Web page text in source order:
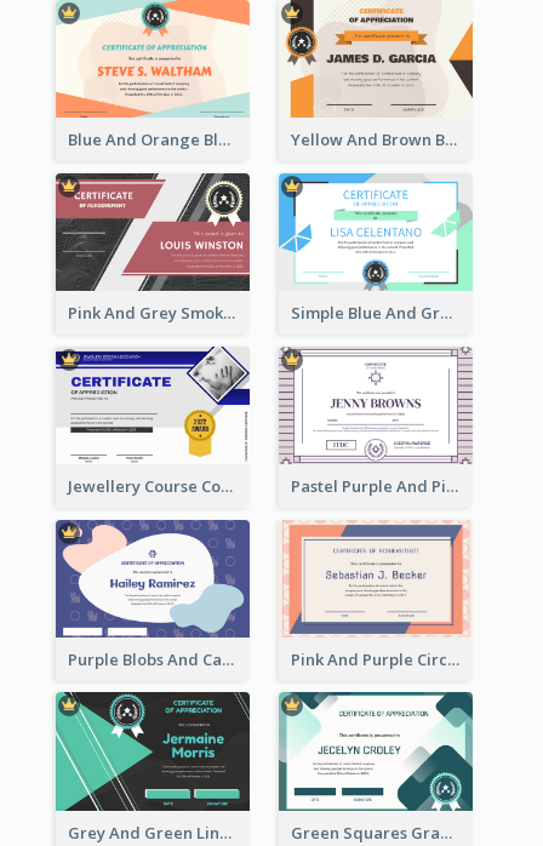
Blue And Orange Blobs Shapes Certificate Yellow And Brown Blobs Background Certificate
Pink And Grey Smoke Background Certificate Simple Blue And Green Triangles Shapes Certificate
Jewellery Course Completion Certificate Pastel Purple And Pink Elegant Certificate Design
Purple Blobs And Cats Patterns Appreciation Certificate Pink And Purple Circles Pattern Appreciation Certificate
Grey And Green Lines Patterns Certificate Green Squares Gradient Appreciation Certificate